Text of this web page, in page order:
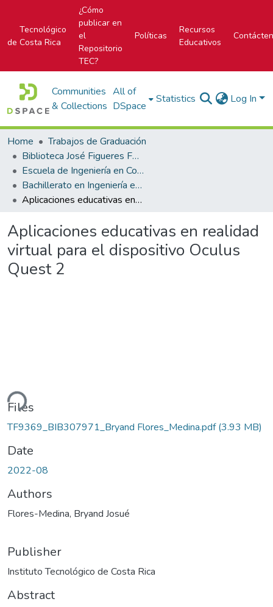
Tecnológico
de Costa Rica
¿Cómo
publicar en
el
Repositorio
TEC?
Políticas
Recursos
Educativos
Communities
& Collections
All of
DSpace
Statistics Log In
Home
Trabajos de Graduación
Biblioteca José Figueres Ferrer
Escuela de Ingeniería en Computación
Bachillerato en Ingeniería en Computación
Aplicaciones educativas en realidad virtual para el dispositivo Oculus Quest 2
Aplicaciones educativas en realidad
virtual para el dispositivo Oculus
Quest 2
Files
TF9369_BIB307971_Bryand Flores_Medina.pdf(3.93 MB)
Date
2022-08
Authors
Flores-Medina, Bryand Josué
Publisher
Instituto Tecnológico de Costa Rica
Abstract